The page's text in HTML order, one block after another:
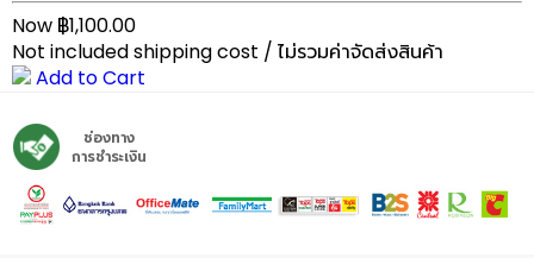
Now ฿1,100.00
Not included shipping cost / ไม่รวมค่าจัดส่งสินค้า
Add to Cart
ช่องทาง
การชำระเงิน